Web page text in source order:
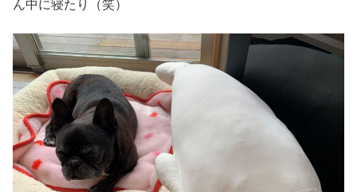
ん中に寝たり（笑）